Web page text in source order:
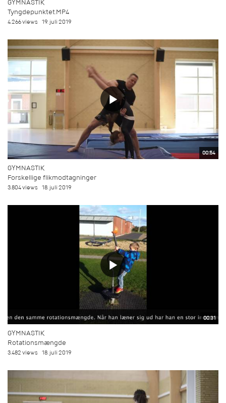
GYMNASTIK
Tyngdepunktet.MP4
4.266 views 19. juli 2019
00:54
GYMNASTIK
Forskellige flikmodtagninger
3.804 views 18. juli 2019
00:31
GYMNASTIK
Rotationsmængde
3.482 views 18. juli 2019